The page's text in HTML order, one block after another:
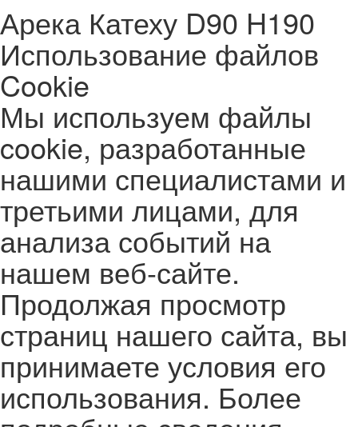
Арека Катеху D90 H190
Использование файлов
Cookie
Мы используем файлы
cookie, разработанные
нашими специалистами и
третьими лицами, для
анализа событий на
нашем веб-сайте.
Продолжая просмотр
страниц нашего сайта, вы
принимаете условия его
использования. Более